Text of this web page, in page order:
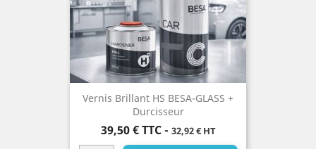
Vernis Brillant HS BESA-GLASS +
Durcisseur
Prix
39,50 € TTC- 32,92 € HT